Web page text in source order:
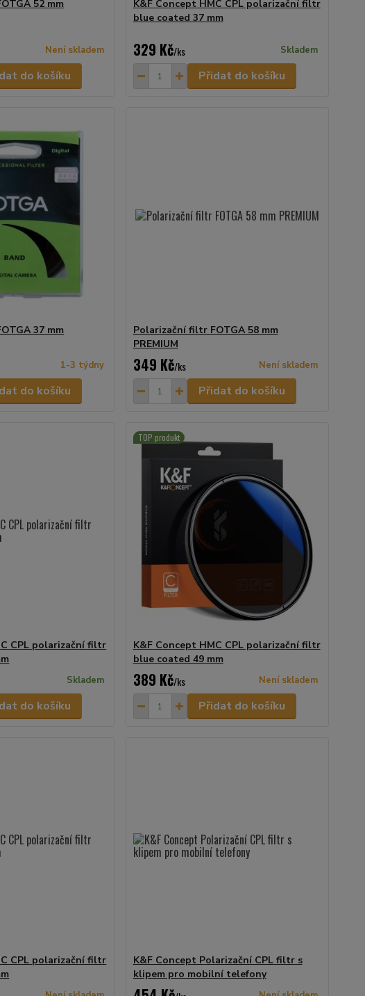
52 mm
Není skladem
do košíku
K&F Concept HMC CPL polarizační filtr
blue coated 37 mm
329 Kč/ks Skladem
Přidat do košíku
37 mm
1-3 týdny
do košíku
Polarizační filtr FOTGA 58 mm
PREMIUM
349 Kč/ks Není skladem
Přidat do košíku
CPL polarizační filtr
Skladem
do košíku
TOP produkt
K&F Concept HMC CPL polarizační filtr
blue coated 49 mm
389 Kč/ks Není skladem
Přidat do košíku
CPL polarizační filtr
K&F Concept Polarizační CPL filtr s
klipem pro mobilní telefony